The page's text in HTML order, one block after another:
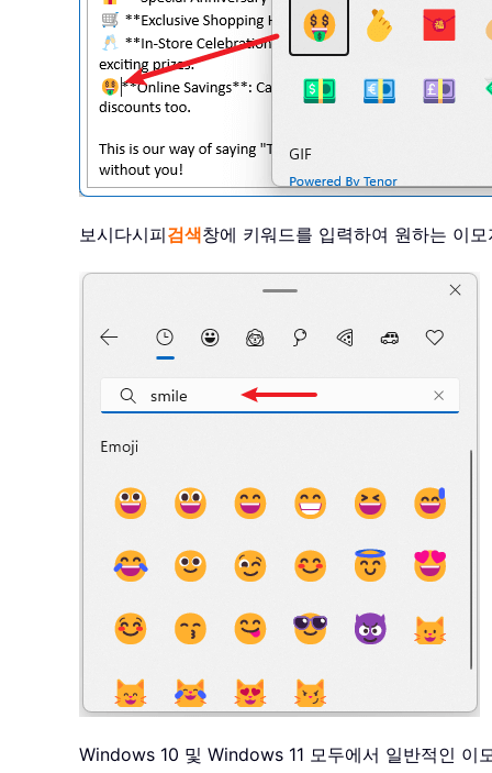
보시다시피검색창에 키워드를 입력하여 원하는 이
Windows 10 및 Windows 11 모두에서 일반적인 이